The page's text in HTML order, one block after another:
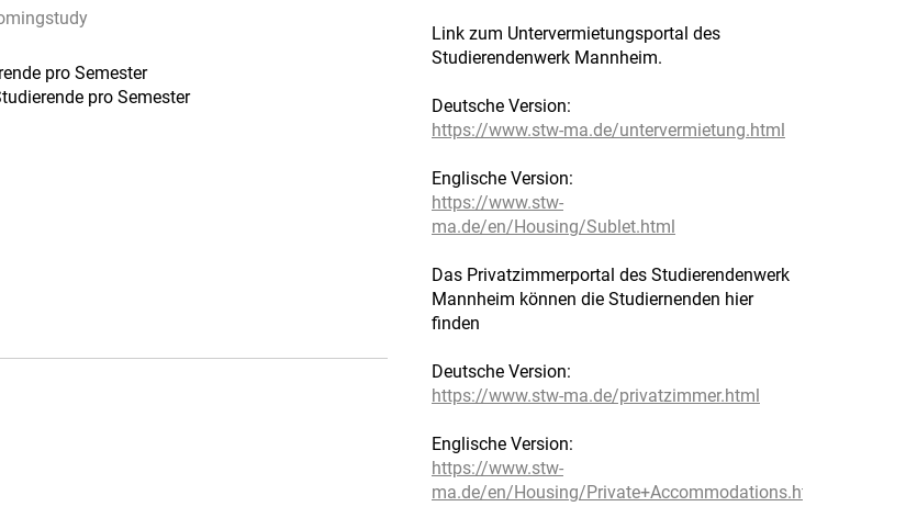
pro Semester
pro Semester
Link zum Untervermietungsportal des
Studierendenwerk Mannheim.
Deutsche Version:
https://www.stw-ma.de/untervermietung.html
Englische Version:
https://www.stw-
ma.de/en/Housing/Sublet.html
Das Privatzimmerportal des Studierendenwerk
Mannheim können die Studiernenden hier
finden
Deutsche Version:
https://www.stw-ma.de/privatzimmer.html
Englische Version:
https://www.stw-
ma.de/en/Housing/Private+Accommodations.html